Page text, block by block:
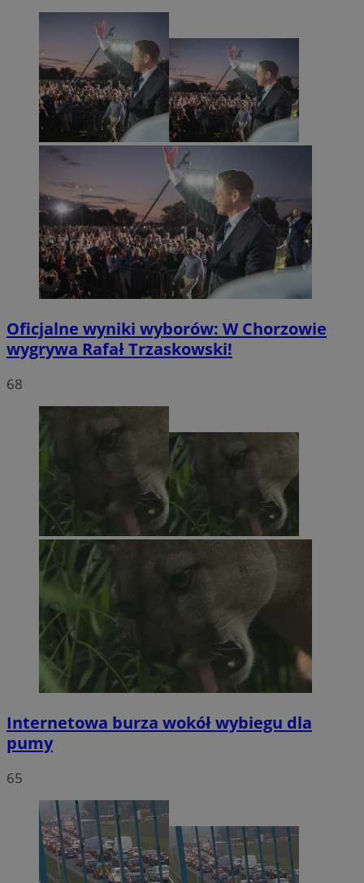
Oficjalne wyniki wyborów: W Chorzowie
wygrywa Rafał Trzaskowski!
68
Internetowa burza wokół wybiegu dla
pumy
65